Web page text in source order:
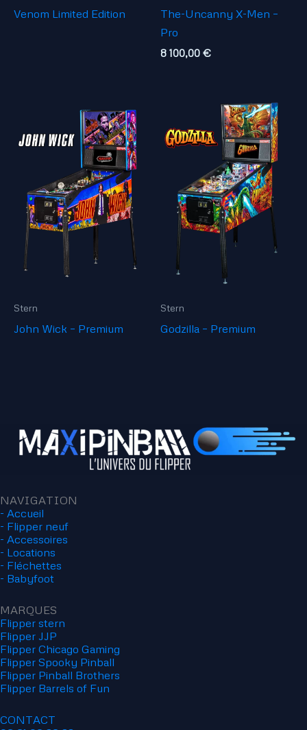
Venom Limited Edition
The-Uncanny X-Men –
Pro
8 100,00 €
Stern
John Wick – Premium
Stern
Godzilla – Premium
NAVIGATION
- Accueil
- Flipper neuf
- Accessoires
- Locations
- Fléchettes
- Babyfoot
MARQUES
Flipper stern
Flipper JJP
Flipper Chicago Gaming
Flipper Spooky Pinball
Flipper Pinball Brothers
Flipper Barrels of Fun
CONTACT